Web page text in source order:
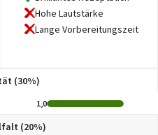
Hohe Lautstärke
Lange Vorbereitungszeit
(30%)
1,0
(20%)